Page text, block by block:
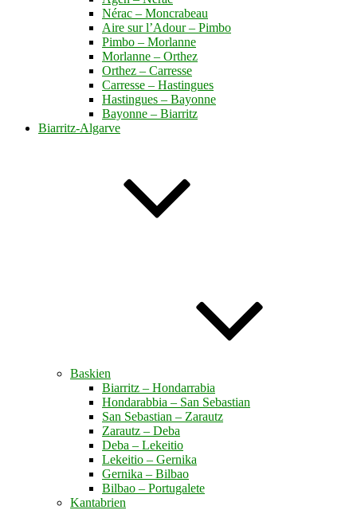
Nérac – Moncrabeau
Aire sur l’Adour – Pimbo
Pimbo – Morlanne
Morlanne – Orthez
Orthez – Carresse
Carresse – Hastingues
Hastingues – Bayonne
Bayonne – Biarritz
Biarritz-Algarve
Baskien
Biarritz – Hondarrabia
Hondarabbia – San Sebastian
San Sebastian – Zarautz
Zarautz – Deba
Deba – Lekeitio
Lekeitio – Gernika
Gernika – Bilbao
Bilbao – Portugalete
Kantabrien